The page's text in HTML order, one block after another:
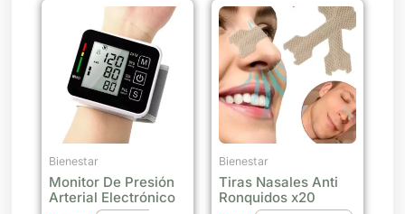
Bienestar
Monitor De Presión
Arterial Electrónico
Bienestar
Tiras Nasales Anti
Ronquidos x20